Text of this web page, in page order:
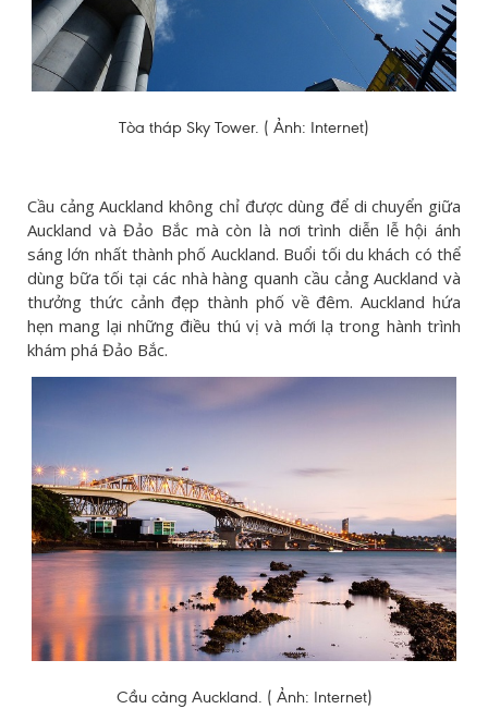
Tòa tháp Sky Tower. ( Ảnh: Internet)
Cầu cảng Auckland không chỉ được dùng để di chuyển giữa
Auckland và Đảo Bắc mà còn là nơi trình diễn lễ hội ánh
sáng lớn nhất thành phố Auckland. Buổi tối du khách có thể
dùng bữa tối tại các nhà hàng quanh cầu cảng Auckland và
thưởng thức cảnh đẹp thành phố về đêm. Auckland hứa
hẹn mang lại những điều thú vị và mới lạ trong hành trình
khám phá Đảo Bắc.
Cầu cảng Auckland. ( Ảnh: Internet)